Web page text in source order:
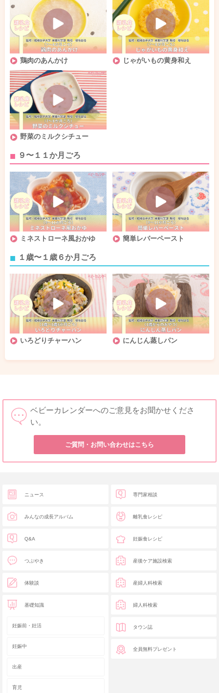
鶏肉のあんかけ じゃがいもの黄身和え
野菜のミルクシチュー
９〜１１か月ごろ
ミネストローネ風おかゆ 簡単レバーペースト
１歳〜１歳６か月ごろ
いろどりチャーハン にんじん蒸しパン
ベビーカレンダーへのご意見をお聞かせくださ
い。
ご質問・お問い合わせはこちら
ニュース
みんなの成長アルバム
Q&A
つぶやき
体験談
基礎知識
妊娠前・妊活
妊娠中
出産
育児
専門家相談
離乳食レシピ
妊娠食レシピ
産後ケア施設検索
産婦人科検索
婦人科検索
タウン誌
全員無料プレゼント